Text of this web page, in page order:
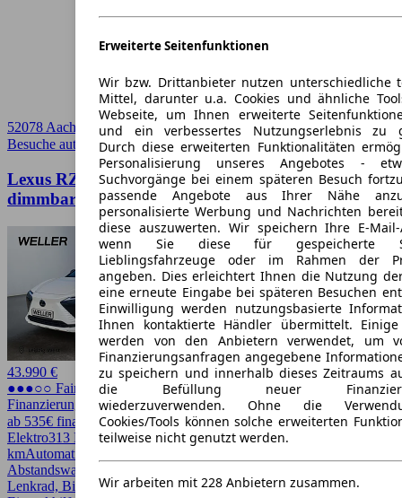
Erweiterte Seitenfunktionen
Wir bzw. Drittanbieter nutzen unterschiedliche
Mittel, darunter u.a. Cookies und ähnliche
Webseite, um Ihnen erweiterte
und ein verbessertes Nutzungserlebnis zu
Durch diese erweiterten Funktionalitäten
Personalisierung unseres Angebotes -
Suchvorgänge bei einem späteren Besuch
passende Angebote aus Ihrer Nähe
personalisierte Werbung und Nachrichten
diese auszuwerten. Wir speichern Ihre E-Mail-
wenn Sie diese für gespeicherte
Lieblingsfahrzeuge oder im Rahmen der
angeben. Dies erleichtert Ihnen die Nutzung
eine erneute Eingabe bei späteren Besuchen
Einwilligung werden nutzungsbasierte
Ihnen kontaktierte Händler übermittelt. Einige
werden von den Anbietern verwendet, um
Finanzierungsanfragen angegebene
zu speichern und innerhalb dieses Zeitraums
die Befüllung neuer
wiederzuverwenden. Ohne die
Cookies/Tools können solche erweiterten
teilweise nicht genutzt werden.
Wir arbeiten mit 228 Anbietern zusammen.
52078 Aachen
Besuche autoscout24.de➚
Lexus RZ 450e Luxury Paket *Allrad*20Zoll*Pano
dimmbar*
43.990 €
●●●○○ Fairer Preis
Finanzierung möglich
ab 535€ finanzieren ↗
Elektro313 PS (230 kW)20.071 kmEZ 03/202418,7 kWh/100
kmAutomatik
Abstandswarner, Allrad, Android Auto, Apple CarPlay, Beheizbares
Lenkrad, Bi-Xenon Scheinwerfer, CarPlay, Einparkhilfe,